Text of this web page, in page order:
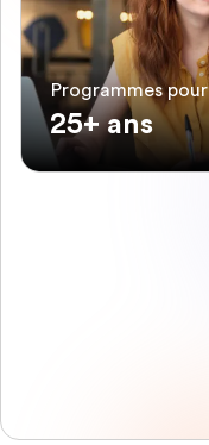
Programmes pour
25+ ans